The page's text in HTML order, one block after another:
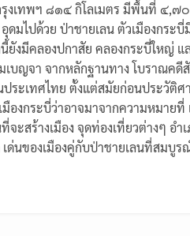
งเทพฯ ๘๑๔ กิโลเมตร มีพื้นที่ ๔,๗
ดมไปด้วย ป่าชายเลน ตัวเมืองกร
งมีคลองปกาสัย คลองกระบี่ใหญ่ แ
บญจา จากหลักฐานทาง โบราณคดี
ประเทศไทย ตั้งแต่สมัยก่อนประวัติ
องกระบี่ว่าอาจมาจากความหมาย
ะสร้างเมือง จุดท่องเที่ยวต่างๆ อํา
ด่นของเมืองคู่กับป่าชายเลนที่สมบูร